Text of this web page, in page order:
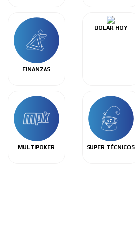
FINANZAS
DOLAR HOY
MULTIPOKER SUPER TÉCNICOS